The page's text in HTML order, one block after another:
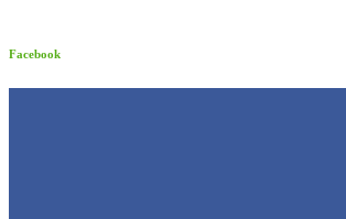
Facebook